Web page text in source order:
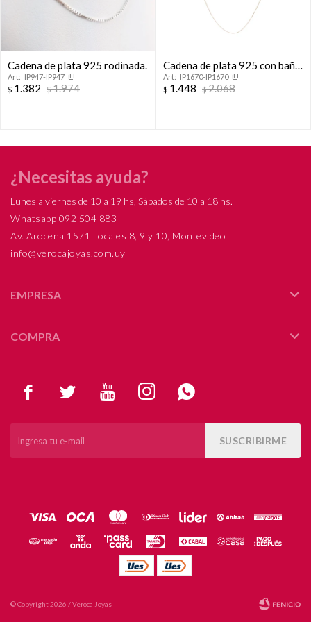
Cadena de plata 925 rodinada.
IP947-IP947
$ 1.382 $1.974
Cadena de plata 925 con baño
de oro amarillo, COLA DE
RATON.
IP1670-IP1670
$ 1.448 $2.068
    
SUSCRIBIRME
¿Necesitas ayuda?
Lunes a viernes de 10 a 19 hs, Sábados de 10 a 18 hs.
Whatsapp 092 504 883
Av. Arocena 1571 Locales 8, 9 y 10, Montevideo
info@verocajoyas.com.uy
EMPRESA
COMPRA
© Copyright 2026 / Veroca Joyas